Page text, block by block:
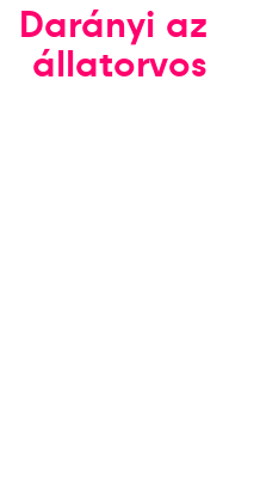
Darányi az
állatorvos